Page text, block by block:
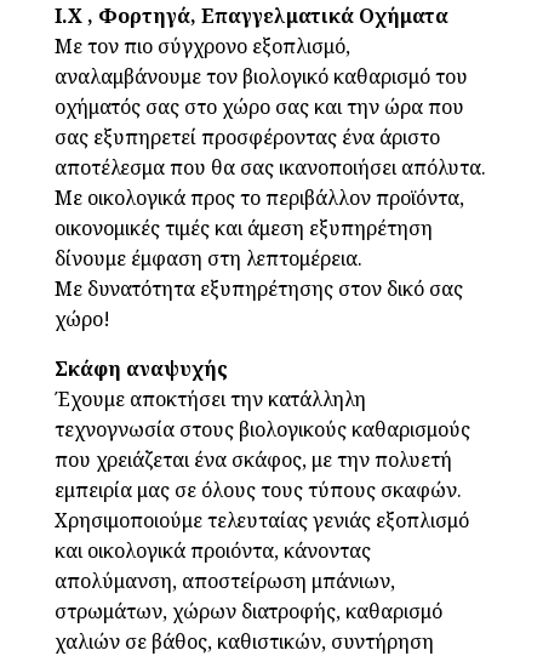
Ι.Χ , Φορτηγά, Επαγγελματικά Οχήματα
Με τον πιο σύγχρονο εξοπλισμό,
αναλαμβάνουμε τον βιολογικό καθαρισμό του
οχήματός σας στο χώρο σας και την ώρα που
σας εξυπηρετεί προσφέροντας ένα άριστο
αποτέλεσμα που θα σας ικανοποιήσει απόλυτα.
Με οικολογικά προς το περιβάλλον προϊόντα,
οικονομικές τιμές και άμεση εξυπηρέτηση
δίνουμε έμφαση στη λεπτομέρεια.
Με δυνατότητα εξυπηρέτησης στον δικό σας
χώρο!
Σκάφη αναψυχής
Έχουμε αποκτήσει την κατάλληλη
τεχνογνωσία στους βιολογικούς καθαρισμούς
που χρειάζεται ένα σκάφος, με την πολυετή
εμπειρία μας σε όλους τους τύπους σκαφών.
Χρησιμοποιούμε τελευταίας γενιάς εξοπλισμό
και οικολογικά προιόντα, κάνοντας
απολύμανση, αποστείρωση μπάνιων,
στρωμάτων, χώρων διατροφής, καθαρισμό
χαλιών σε βάθος, καθιστικών, συντήρηση